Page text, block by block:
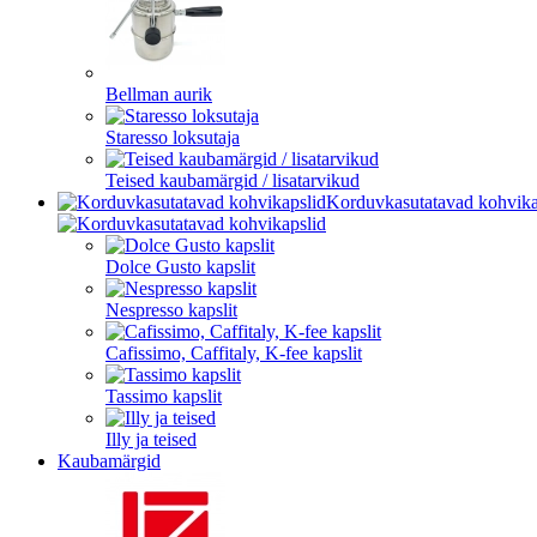
Bellman aurik
Staresso loksutaja
Teised kaubamärgid / lisatarvikud
Korduvkasutatavad
Dolce Gusto kapslit
Nespresso kapslit
Cafissimo, Caffitaly, K-fee kapslit
Tassimo kapslit
Illy ja teised
Kaubamärgid